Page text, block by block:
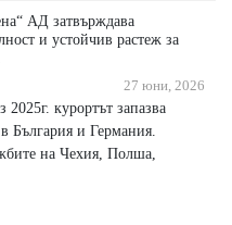
АД затвърждава
и устойчив растеж за
27 юни, 2026
2025г. курортът запазва
България и Германия.
на Чехия, Полша,